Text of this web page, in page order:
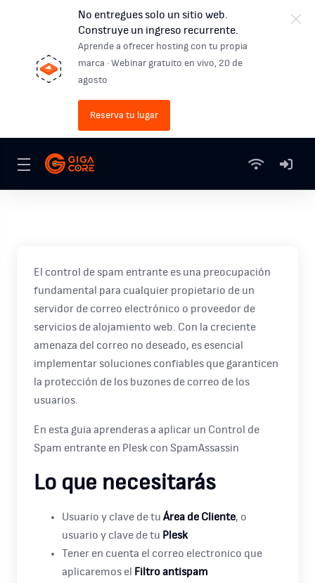
No entregues solo un sitio web.
Construye un ingreso recurrente.
Aprende a ofrecer hosting con tu propia
marca · Webinar gratuito en vivo, 20 de
agosto
Reserva tu lugar
El control de spam entrante es una preocupación
fundamental para cualquier propietario de un
servidor de correo electrónico o proveedor de
servicios de alojamiento web. Con la creciente
amenaza del correo no deseado, es esencial
implementar soluciones confiables que garanticen
la protección de los buzones de correo de los
usuarios.
En esta guia aprenderas a aplicar un Control de
Spam entrante en Plesk con SpamAssassin
Lo que necesitarás
Usuario y clave de tu Área de Cliente, o
usuario y clave de tu Plesk
Tener en cuenta el correo electronico que
aplicaremos el
Filtro antispam